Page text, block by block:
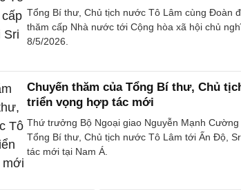
Tổng Bí thư, Chủ tịch nước Tô Lâm cùng Đoàn
thăm cấp Nhà nước tới Cộng hòa xã hội chủ
8/5/2026.
Chuyến thăm của Tổng Bí thư, Chủ
triển vọng hợp tác mới
Thứ trưởng Bộ Ngoại giao Nguyễn Mạnh
Tổng Bí thư, Chủ tịch nước Tô Lâm tới Ấn Độ,
tác mới tại Nam Á.